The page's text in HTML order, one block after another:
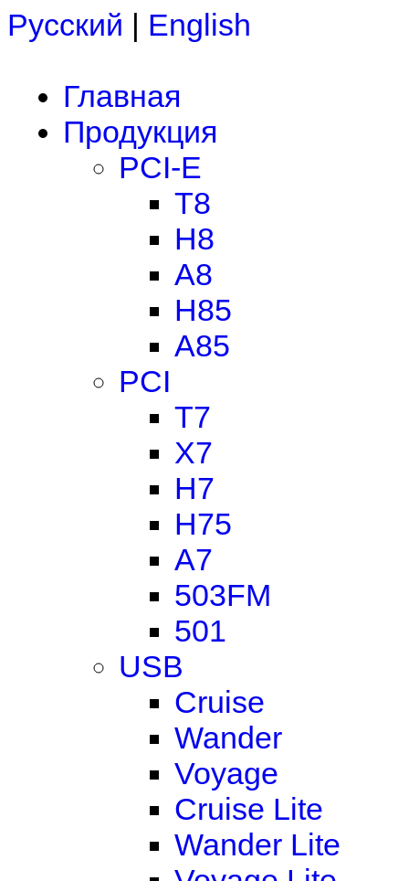
Русский | English
Главная
Продукция
PCI-E
T8
H8
A8
H85
A85
PCI
T7
X7
H7
H75
A7
503FM
501
USB
Cruise
Wander
Voyage
Cruise Lite
Wander Lite